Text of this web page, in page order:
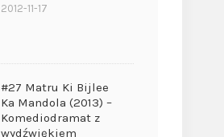
2012-11-17
#27 Matru Ki Bijlee
Ka Mandola (2013) –
Komediodramat z
wydźwiękiem